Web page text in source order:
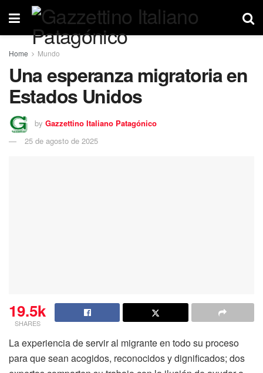
Home Mundo
Una esperanza migratoria en
Estados Unidos
by Gazzettino Italiano Patagónico
25 de agosto de 2025
19.5k
SHARES
La experiencia de servir al migrante en todo su proceso
para que sean acogidos, reconocidos y dignificados; dos